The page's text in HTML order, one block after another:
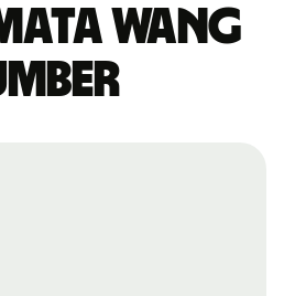
wang